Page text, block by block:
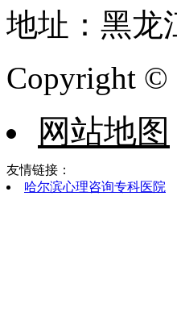
地址：黑龙
Copyright ©
网站地图
友情链接：
哈尔滨心理咨询专科医院